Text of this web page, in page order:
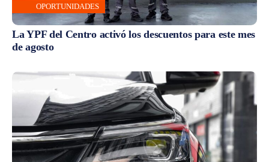
OPORTUNIDADES
La YPF del Centro activó los descuentos para este mes
de agosto